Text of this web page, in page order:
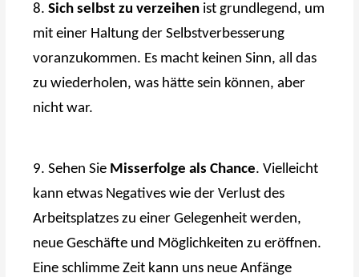
8.Sich selbst zu verzeihen ist grundlegend, um
mit einer Haltung der Selbstverbesserung
voranzukommen. Es macht keinen Sinn, all das
zu wiederholen, was hätte sein können, aber
nicht war.
9. Sehen Sie Misserfolge als Chance. Vielleicht
kann etwas Negatives wie der Verlust des
Arbeitsplatzes zu einer Gelegenheit werden,
neue Geschäfte und Möglichkeiten zu eröffnen.
Eine schlimme Zeit kann uns neue Anfänge